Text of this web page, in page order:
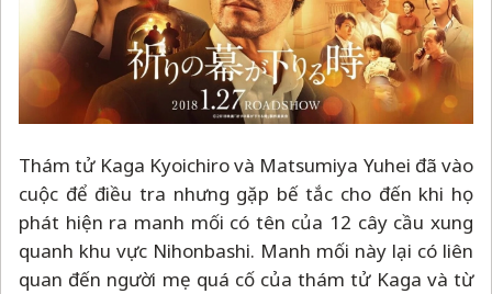
Thám tử Kaga Kyoichiro và Matsumiya Yuhei đã vào
cuộc để điều tra nhưng gặp bế tắc cho đến khi họ
phát hiện ra manh mối có tên của 12 cây cầu xung
quanh khu vực Nihonbashi. Manh mối này lại có liên
quan đến người mẹ quá cố của thám tử Kaga và từ